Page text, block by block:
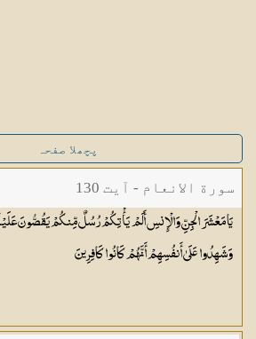
پچھلا صفحہ
سورة الانعام - آیت 130
يَا مَعْشَرَ الْجِنِّ وَالْإِنسِ أَلَمْ يَأْتِكُمْ رُسُلٌ مِّنكُمْ يَقُصُّونَ عَلَيْكُمْ
وَشَهِدُوا عَلَىٰ أَنفُسِهِمْ أَنَّهُمْ كَانُوا كَافِرِينَ